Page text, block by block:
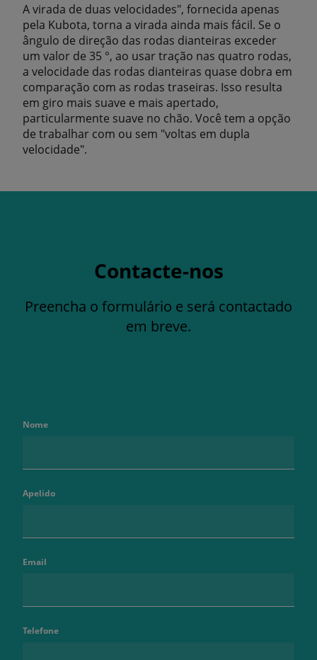
A virada de duas velocidades", fornecida apenas
pela Kubota, torna a virada ainda mais fácil. Se o
ângulo de direção das rodas dianteiras exceder
um valor de 35 °, ao usar tração nas quatro rodas,
a velocidade das rodas dianteiras quase dobra em
comparação com as rodas traseiras. Isso resulta
em giro mais suave e mais apertado,
particularmente suave no chão. Você tem a opção
de trabalhar com ou sem "voltas em dupla
velocidade".
Contacte-nos
Preencha o formulário e será contactado
em breve.
Nome
Apelido
Email
Telefone